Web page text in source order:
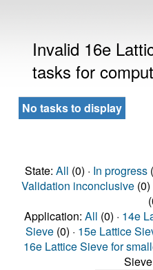
Invalid 16e
tasks for
No tasks to display
State: All (0) · In progress
Validation inconclusive(0)
Application: All (0) · 14e
Sieve (0) · 15e Lattice
16e Lattice Sieve for